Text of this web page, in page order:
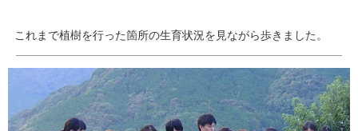
これまで植樹を行った箇所の生育状況を見ながら歩きました。